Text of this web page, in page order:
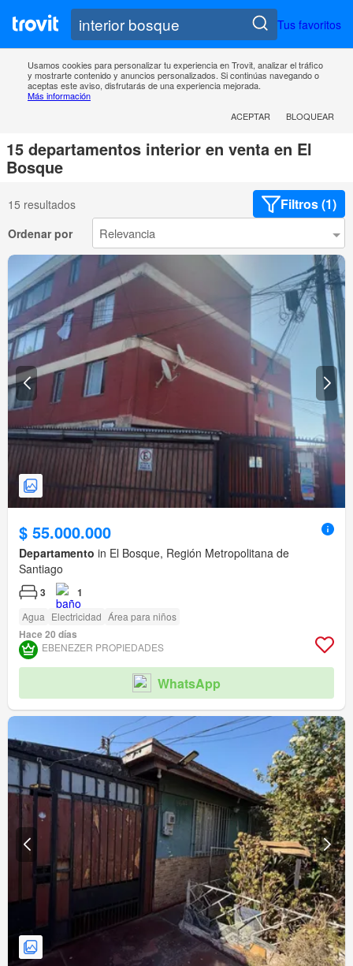
Tus favoritos
Usamos cookies para personalizar tu experiencia en Trovit, analizar el tráfico
y mostrarte contenido y anuncios personalizados. Si continúas navegando o
aceptas este aviso, disfrutarás de una experiencia mejorada.
Más información
ACEPTAR
BLOQUEAR
15 departamentos interior en venta en El
Bosque
15 resultados Filtros (1)
Ordenar por
$ 55.000.000
Departamento in El Bosque, Región Metropolitana de
Santiago
3 1
Agua Electricidad Área para niños
Hace 20 días
EBENEZER PROPIEDADES
WhatsApp